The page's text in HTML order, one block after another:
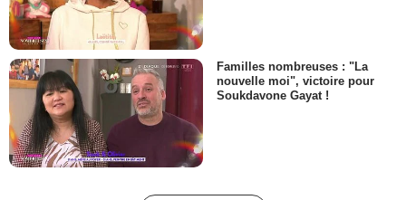
Familles nombreuses : "La
nouvelle moi", victoire pour
Soukdavone Gayat !